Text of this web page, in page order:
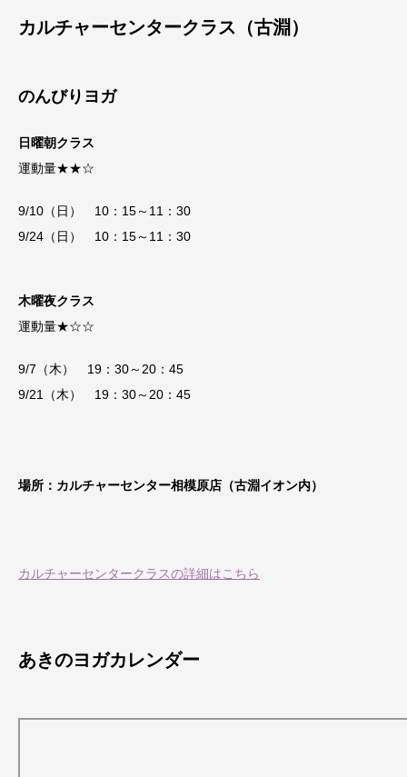
カルチャーセンタークラス（古淵）
のんびりヨガ
日曜朝クラス
運動量★★☆
9/10（日） 10：15～11：30
9/24（日） 10：15～11：30
木曜夜クラス
運動量★☆☆
9/7（木） 19：30～20：45
9/21（木） 19：30～20：45
場所：カルチャーセンター相模原店（古淵イオン内）
カルチャーセンタークラスの詳細はこちら
あきのヨガカレンダー